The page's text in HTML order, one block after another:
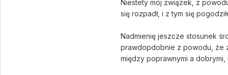
Niestety mój związek, z
się rozpadł, i z tym się
Nadmienię jeszcze stosunek
prawdopdobnie z powodu, że
między poprawnymi a dobrymi,